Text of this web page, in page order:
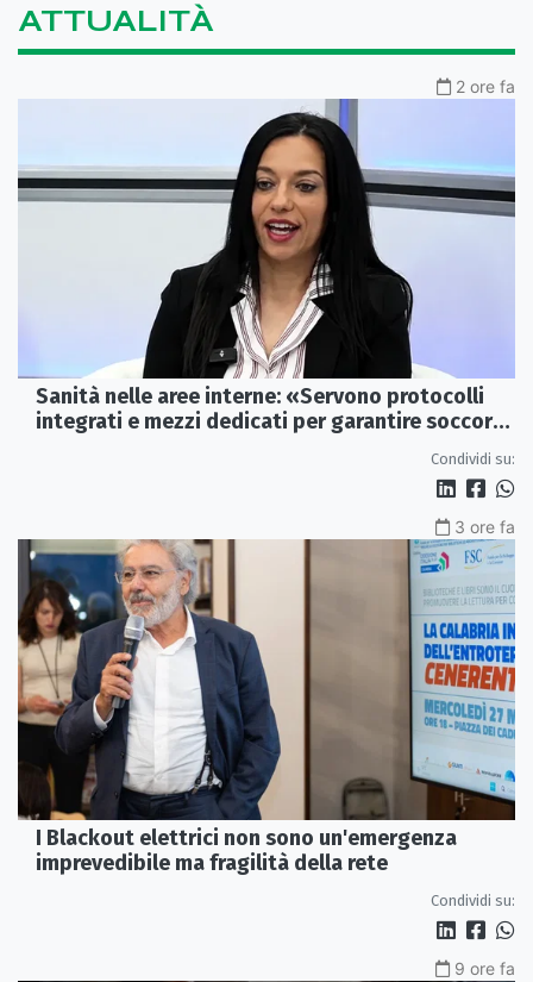
ATTUALITÀ
2 ore fa
Sanità nelle aree interne: «Servono protocolli
integrati e mezzi dedicati per garantire soccorsi
Condividi su:
3 ore fa
I Blackout elettrici non sono un'emergenza
imprevedibile ma fragilità della rete
Condividi su:
9 ore fa